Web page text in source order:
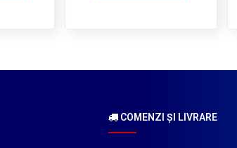
COMENZI ŞI LIVRARE